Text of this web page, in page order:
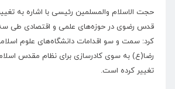
حجت الاسلام والمسلمین رئیسی با اشاره به
قدس رضوی در حوزه‌های علمی و اقتصادی طی
کرد: سمت و سو اقدامات دانشگاه‌های علوم
رضا(ع) به سوی کادرسازی برای نظام مقدس
تغییر کرده است.